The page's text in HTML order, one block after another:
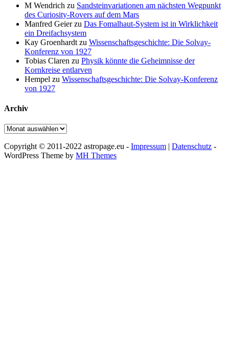
M Wendrich zu Sandsteinvariationen am nächsten Wegpunkt
des Curiosity-Rovers auf dem Mars
Manfred Geierzu Das Fomalhaut-System ist in Wirklichkeit
ein Dreifachsystem
Kay Groenhardt zu Wissenschaftsgeschichte: Die Solvay-
Konferenz von 1927
Tobias Claren zu Physik könnte die Geheimnisse der
Kornkreise entlarven
Hempel zu Wissenschaftsgeschichte: Die Solvay-Konferenz
von 1927
Archiv
Archiv
Copyright © 2011-2022 astropage.eu - Impressum | Datenschutz -
WordPress Theme by MH Themes